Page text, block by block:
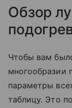
Обзор
Чтобы вам
многообразии
параметры
таблицу. Это